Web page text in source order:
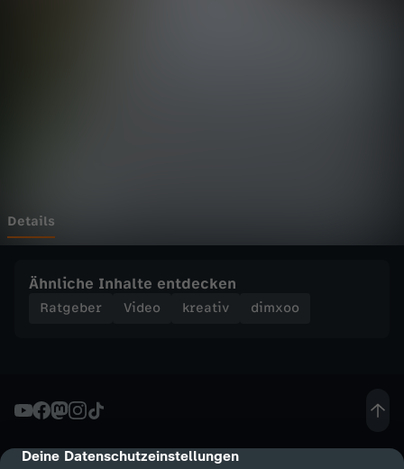
cmp-dialog-description
Deine Datenschutzeinstellungen
r
i
m
e
Details
Ähnliche Inhalte entdecken
Ratgeber Video kreativ dimxoo